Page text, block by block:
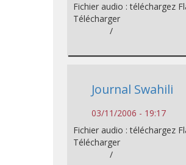
Fichier audio : téléchargez
Télécharger
/
Journal Swahili
03/11/2006 - 19:17
Fichier audio : téléchargez
Télécharger
/